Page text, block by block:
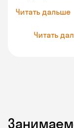
Читать дальше
Читать